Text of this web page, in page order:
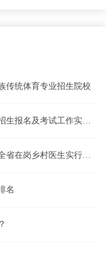
传统体育专业招生院校
2026年陕西省普通高等学校职业教育单独招生报名及考试工作实施办法
山西省招生考试管理中心关于做好2026年全省在岗乡村医生实行高职院校单独招生工作的通知
名